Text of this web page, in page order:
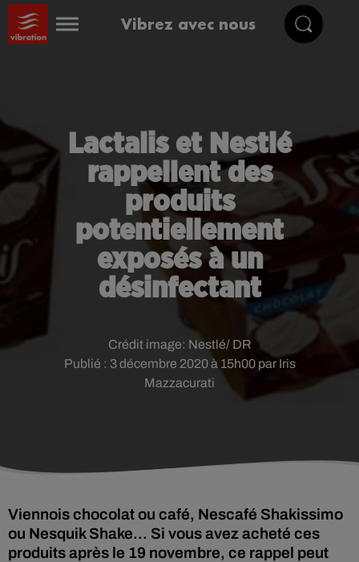
Vibrez avec nous
Lactalis et Nestlé
rappellent des
produits
potentiellement
exposés à un
désinfectant
Publié : 3 décembre 2020 à 15h00 par Iris
Mazzacurati
Crédit image: Nestlé/ DR
Viennois chocolat ou café, Nescafé Shakissimo
ou Nesquik Shake... Si vous avez acheté ces
produits après le 19 novembre, ce rappel peut